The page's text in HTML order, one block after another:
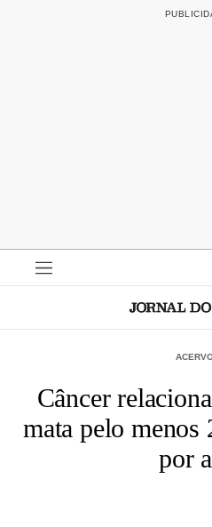
Câncer
mata pelo menos
por